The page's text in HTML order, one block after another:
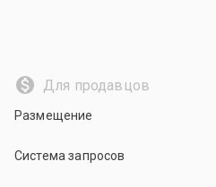
Для продавцов
Размещение
Система запросов